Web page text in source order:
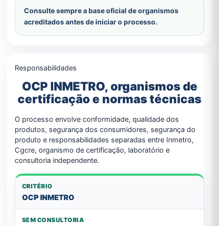
Consulte sempre a base oficial de organismos
acreditados antes de iniciar o processo.
Responsabilidades
OCP INMETRO, organismos de
certificação e normas técnicas
O processo envolve conformidade, qualidade dos
produtos, segurança dos consumidores, segurança do
produto e responsabilidades separadas entre Inmetro,
Cgcre, organismo de certificação, laboratório e
consultoria independente.
OCP INMETRO